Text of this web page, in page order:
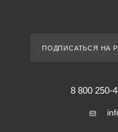
ПОДПИСАТЬСЯ НА
8 800 250-